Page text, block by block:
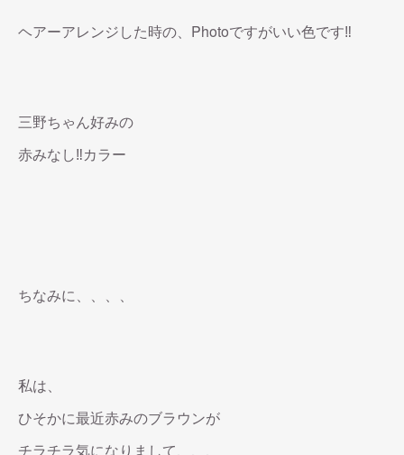
ヘアーアレンジした時の、Photoですがいい色です‼︎
三野ちゃん好みの
赤みなし‼︎カラー
ちなみに、、、、
私は、
ひそかに最近赤みのブラウンが
チラチラ気になりまして、、、